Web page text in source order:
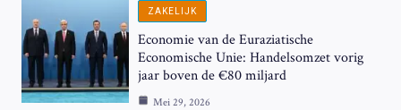
ZAKELIJK
Economie van de Euraziatische
Economische Unie: Handelsomzet vorig
jaar boven de €80 miljard
Mei 29, 2026